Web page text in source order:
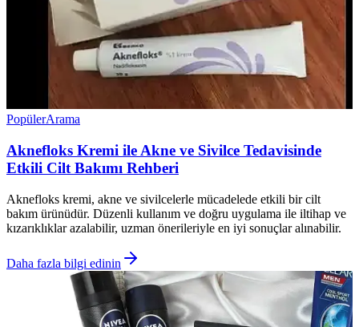
PopülerArama
Aknefloks Kremi ile Akne ve Sivilce Tedavisinde
Etkili Cilt Bakımı Rehberi
Aknefloks kremi, akne ve sivilcelerle mücadelede etkili bir cilt
bakım ürünüdür. Düzenli kullanım ve doğru uygulama ile iltihap ve
kızarıklıklar azalabilir, uzman önerileriyle en iyi sonuçlar alınabilir.
Daha fazla bilgi edinin